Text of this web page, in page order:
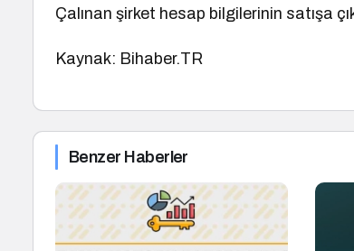
Çalınan şirket hesap bilgilerinin satışa
Kaynak: Bihaber.TR
Benzer Haberler